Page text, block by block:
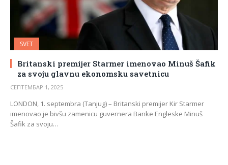
SVET
Britanski premijer Starmer imenovao Minuš Šafik
za svoju glavnu ekonomsku savetnicu
СЕПТЕМБАР 1, 2025
LONDON, 1. septembra (Tanjug) – Britanski premijer Kir Starmer
imenovao je bivšu zamenicu guvernera Banke Engleske Minuš
Šafik za svoju…